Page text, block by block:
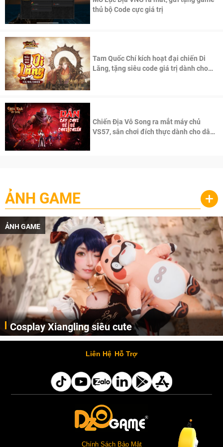
thủ bộ Code cực giá trị
Tam Quốc Chí kích hoạt đại chiến Di
Lăng, tặng siêu code giá trị dành cho
Chiến Địa Vô Song ra mắt máy chủ
VS57, sân chơi đích thực dành cho dân
ẢNH GAME +
ẢNH GAME
Cosplay Xiangling siêu cute
Cùng thưởng thức những hình ảnh cosplay Xiangling trong Genshin Impact siêu dễ thương của người dùng Weibo "阿包也是兔娘"
Liên Hệ Hỗ Trợ
Chính Sách Bảo Mật